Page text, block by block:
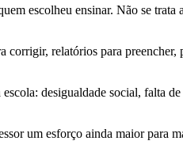
escolheu ensinar. Não se trata
relatórios para preencher,
desigualdade social, falta
um esforço ainda maior para